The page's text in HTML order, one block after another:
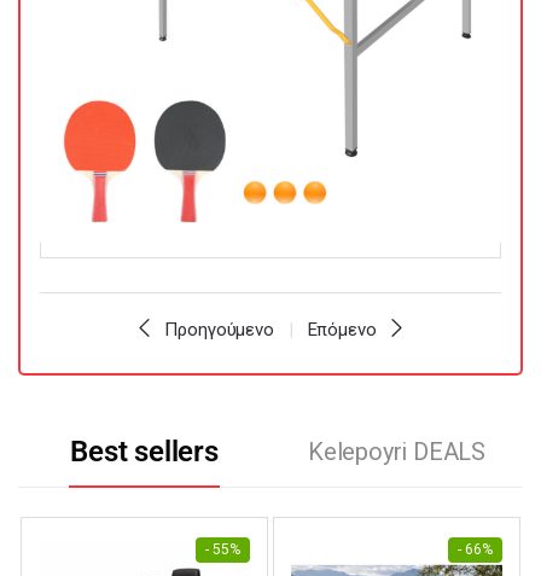
Προηγούμενο Επόμενο
Best sellers Kelepoyri DEALS
- 55% - 66%